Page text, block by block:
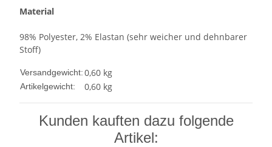
Material
98% Polyester, 2% Elastan (sehr weicher und dehnbarer
Stoff)
Versandgewicht:0,60 kg
Artikelgewicht: 0,60 kg
Kunden kauften dazu folgende
Artikel: